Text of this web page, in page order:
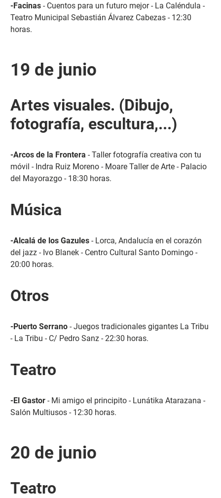
-Facinas- Cuentos para un futuro mejor - La Caléndula -
Teatro Municipal Sebastián Álvarez Cabezas - 12:30
horas.
19 de junio
Artes visuales. (Dibujo,
fotografía, escultura,...)
-Arcos de la Frontera - Taller fotografía creativa con tu
móvil - Indra Ruiz Moreno - Moare Taller de Arte - Palacio
del Mayorazgo - 18:30 horas.
Música
-Alcalá de los Gazules- Lorca, Andalucía en el corazón
del jazz - Ivo Blanek - Centro Cultural Santo Domingo -
20:00 horas.
Otros
-Puerto Serrano- Juegos tradicionales gigantes La Tribu
- La Tribu - C/ Pedro Sanz - 22:30 horas.
Teatro
-El Gastor- Mi amigo el principito - Lunátika Atarazana -
Salón Multiusos - 12:30 horas.
20 de junio
Teatro